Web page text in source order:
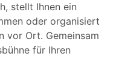
stellt Ihnen ein
oder organisiert
vor Ort. Gemeinsam
für Ihren